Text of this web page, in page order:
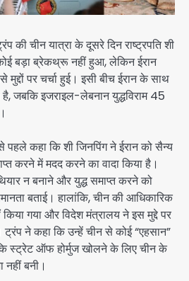
की चीन यात्रा के दूसरे दिन राष्ट्रपति शी
बड़ा ब्रेकथ्रू नहीं हुआ, लेकिन ईरान
पर चर्चा हुई। इसी बीच ईरान के साथ
है, जबकि इजराइल-लेबनान युद्धविराम 45
पहले कहा कि शी जिनपिंग ने ईरान को सैन्य
करने में मदद करने का वादा किया है।
न बनाने और युद्ध समाप्त करने को
बताई। हालांकि, चीन की आधिकारिक
गया और विदेश मंत्रालय ने इस मुद्दे पर
ट्रंप ने कहा कि उन्हें चीन से कोई “एहसान”
स्ट्रेट ऑफ होर्मुज खोलने के लिए चीन के
नहीं बनी।